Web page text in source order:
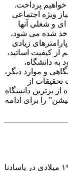
خواهیم پرداخت.
ویژه اجتماعی
و شغلی آنها
اخذ شده می شود،
زیادی
از کیفیت اساتید،
به دانشگاه،
و موارد دیگر،
از
بر این اساس ۱۲ دانشگاه از برترین دانشگاه
را برای ادامه
موسسه فناوری کالیفرنیای آمریکا، در سال ۱۹۸۱ میلادی در پاسادنا